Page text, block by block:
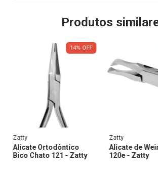
Produtos
14% OFF
Zatty
Alicate Ortodôntico
Bico Chato 121 - Zatty
Zatty
Alicate de
120e - Zatty